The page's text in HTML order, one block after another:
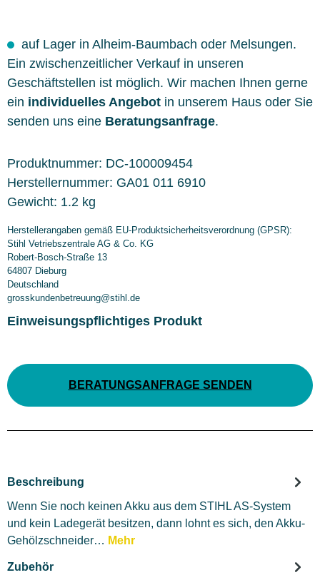
auf Lager in Alheim-Baumbach oder Melsungen.
Ein zwischenzeitlicher Verkauf in unseren
Geschäftstellen ist möglich. Wir machen Ihnen gerne
ein individuelles Angebot in unserem Haus oder Sie
senden uns eine Beratungsanfrage.
Produktnummer: DC-100009454
Herstellernummer: GA01 011 6910
Gewicht: 1.2 kg
Herstellerangaben gemäß EU-Produktsicherheitsverordnung (GPSR):
Stihl Vetriebszentrale AG & Co. KG
Robert-Bosch-Straße 13
64807 Dieburg
Deutschland
grosskundenbetreuung@stihl.de
Einweisungspflichtiges Produkt
BERATUNGSANFRAGE SENDEN
Beschreibung
Wenn Sie noch keinen Akku aus dem STIHL AS-System
und kein Ladegerät besitzen, dann lohnt es sich, den Akku-
Gehölzschneider… Mehr
Zubehör